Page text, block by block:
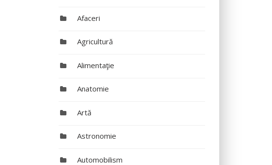
Afaceri
Agricultură
Alimentaţie
Anatomie
Artă
Astronomie
Automobilism